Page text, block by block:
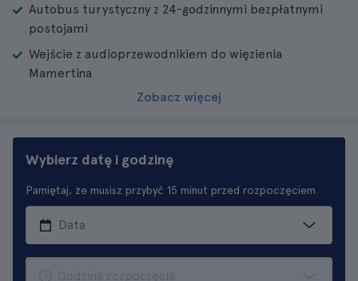
Autobus turystyczny z 24-godzinnymi bezpłatnymi
postojami
Wejście z audioprzewodnikiem do więzienia
Mamertina
Zobacz więcej
Wybierz datę i godzinę
Pamiętaj, że musisz przybyć 15 minut przed rozpoczęciem